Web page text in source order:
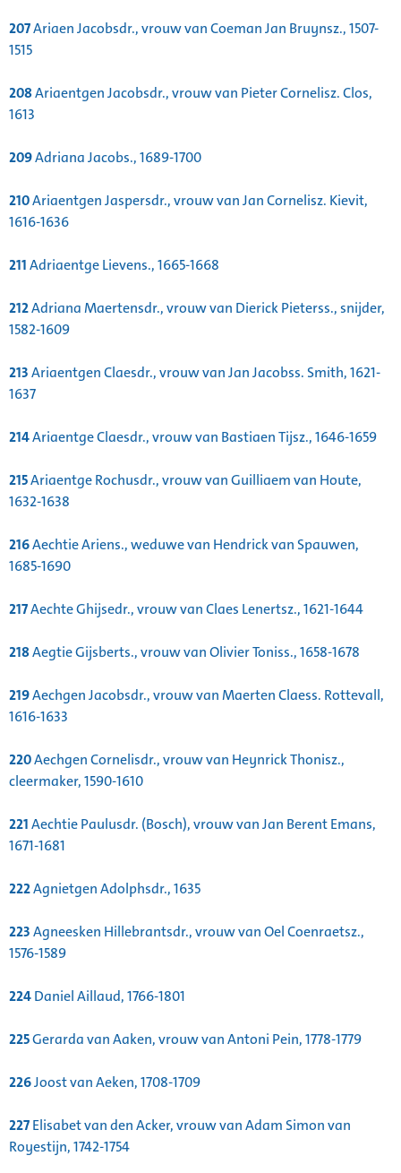
207Ariaen Jacobsdr., vrouw van Coeman Jan Bruynsz., 1507-
1515
208Ariaentgen Jacobsdr., vrouw van Pieter Cornelisz. Clos,
1613
209Adriana Jacobs., 1689-1700
210Ariaentgen Jaspersdr., vrouw van Jan Cornelisz. Kievit,
1616-1636
211Adriaentge Lievens., 1665-1668
212Adriana Maertensdr., vrouw van Dierick Pieterss., snijder,
1582-1609
213Ariaentgen Claesdr., vrouw van Jan Jacobss. Smith, 1621-
1637
214Ariaentge Claesdr., vrouw van Bastiaen Tijsz., 1646-1659
215Ariaentge Rochusdr., vrouw van Guilliaem van Houte,
1632-1638
216Aechtie Ariens., weduwe van Hendrick van Spauwen,
1685-1690
217Aechte Ghijsedr., vrouw van Claes Lenertsz., 1621-1644
218Aegtie Gijsberts., vrouw van Olivier Toniss., 1658-1678
219Aechgen Jacobsdr., vrouw van Maerten Claess. Rottevall,
1616-1633
220Aechgen Cornelisdr., vrouw van Heynrick Thonisz.,
cleermaker, 1590-1610
221Aechtie Paulusdr. (Bosch), vrouw van Jan Berent Emans,
1671-1681
222Agnietgen Adolphsdr., 1635
223Agneesken Hillebrantsdr., vrouw van Oel Coenraetsz.,
1576-1589
224Daniel Aillaud, 1766-1801
225Gerarda van Aaken, vrouw van Antoni Pein, 1778-1779
226Joost van Aeken, 1708-1709
227Elisabet van den Acker, vrouw van Adam Simon van
Royestijn, 1742-1754